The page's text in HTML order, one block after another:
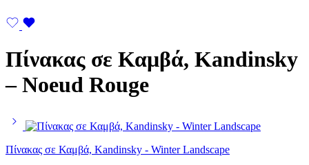
Πίνακας σε Καμβά, Kandinsky
– Noeud Rouge
Πίνακας σε Καμβά, Kandinsky - Winter Landscape